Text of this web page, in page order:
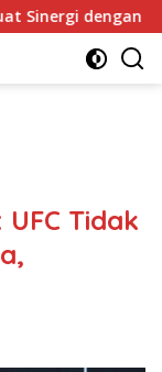
Kotabumi,
Tidak